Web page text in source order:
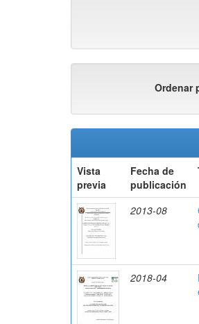
Ordenar
Vista
previa
Fecha de
publicación
2013-08
2018-04